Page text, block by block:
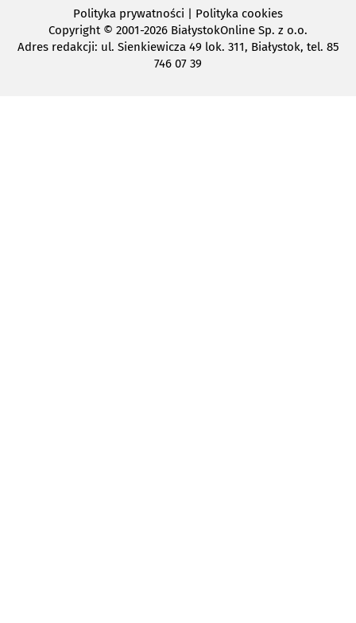
Polityka prywatności | Polityka cookies
Copyright © 2001-2026 BiałystokOnline Sp. z o.o.
Adres redakcji: ul. Sienkiewicza 49 lok. 311, Białystok, tel. 85
746 07 39